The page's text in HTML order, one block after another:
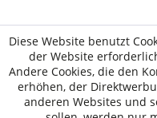
Diese Website benutzt
der Website
Andere Cookies, die den
erhöhen, der
anderen Websites und